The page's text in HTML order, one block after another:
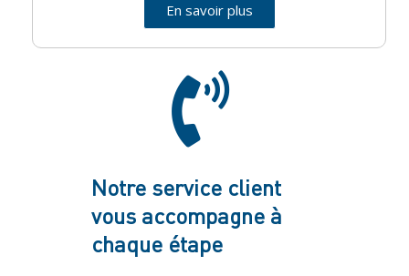
En savoir plus
Notre service client
vous accompagne à
chaque étape